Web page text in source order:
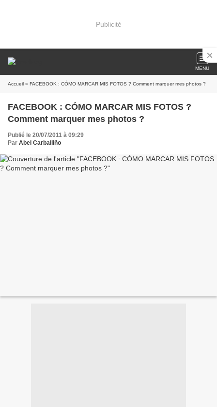
Publicité
MENU
Accueil » FACEBOOK : CÓMO MARCAR MIS FOTOS ? Comment marquer mes photos ?
FACEBOOK : CÓMO MARCAR MIS FOTOS ?
Comment marquer mes photos ?
Publié le 20/07/2011 à 09:29
Par Abel Carballiño